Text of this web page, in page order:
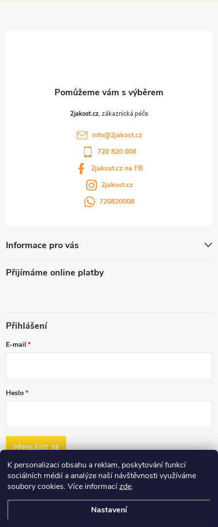
K personalizaci obsahu a reklam, poskytování funkcí
sociálních médií a analýze naší návštěvnosti využíváme
soubory cookies. Více informacízde.
Nastavení
a
2jakost.cz
info@2jakost.cz
720 820 008
2jakost.cz na FB
2jakost.cz
720820008
Informace pro vás
Přijímáme online platby
Přihlášení
E-mail
Heslo
PŘIHLÁSIT SE
Nová registrace
Zapomenuté heslo
. Všechna práva vyhrazena.